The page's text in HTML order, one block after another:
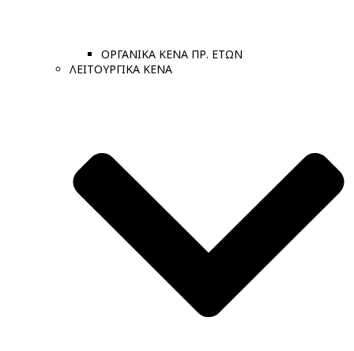
ΟΡΓΑΝΙΚΑ ΚΕΝΑ ΠΡ. ΕΤΩΝ
ΛΕΙΤΟΥΡΓΙΚΑ ΚΕΝΑ